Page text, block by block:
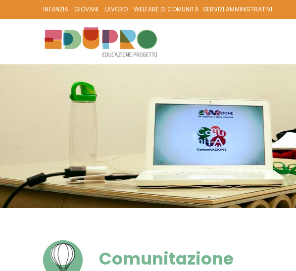
INFANZIA GIOVANI LAVORO WELFARE DI COMUNITÀ SERVIZI AMMINISTRATIVI
Comunitazione